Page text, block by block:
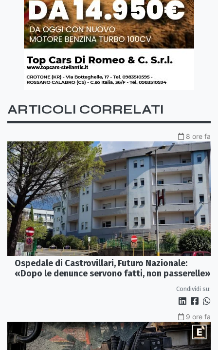
ARTICOLI CORRELATI
8 ore fa
Ospedale di Castrovillari, Futuro Nazionale:
«Dopo le denunce servono fatti, non passerelle»
Condividi su:
9 ore fa